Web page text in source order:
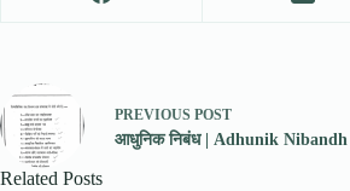
PREVIOUS POST
आधुनिक निबंध | Adhunik Nibandh
Related Posts